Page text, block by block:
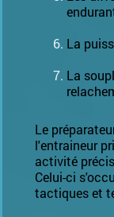
La
La
Le
l'entraineur
activité
Celui-ci
tactiques et